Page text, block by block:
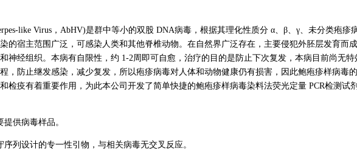
like Virus，AbHV)是群中等小的双股 DNA病毒，根据其理化性质分 α、β、γ、未分类疱疹
的宿主范围广泛，可感染人类和其他脊椎动物。在自然界广泛存在，主要侵犯外胚层发育而
神经组织。本病有自限性，约 1-2周即可自愈，治疗的目的是防止下次复发，本病目前尚无特
，防止继发感染，减少复发，所以疱疹病毒对人体和动物健康仍有损害，因此鲍疱疹样病毒
检疫有着重要作用，为此本公司开发了简单快捷的鲍疱疹样病毒染料法荧光定量 PCR检测试剂
供病毒样品。
列设计的专一性引物，与相关病毒无交叉反应。